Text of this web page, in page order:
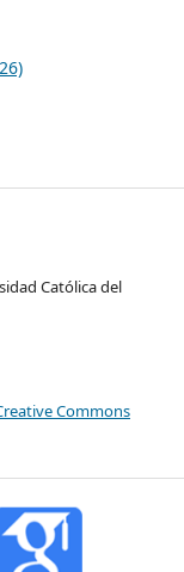
Católica del
Commons